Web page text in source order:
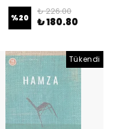
%20
₺ 226.00
₺ 180.80
Tükendi